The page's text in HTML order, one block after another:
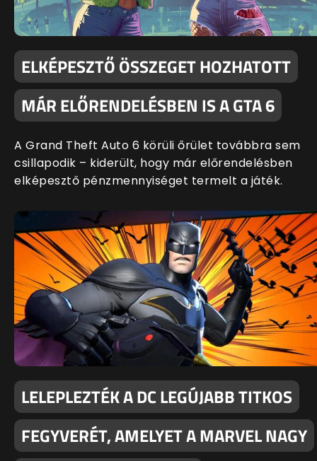
ELKÉPESZTŐ ÖSSZEGET HOZHATOTT
MÁR ELŐRENDELÉSBEN IS A GTA 6
A Grand Theft Auto 6 körüli őrület továbbra sem
csillapodik – kiderült, hogy már előrendelésben
elképesztő pénzmennyiséget termelt a játék.
LELEPLEZTÉK A DC LEGÚJABB TITKOS
FEGYVERÉT, AMELYET A MARVEL NAGY